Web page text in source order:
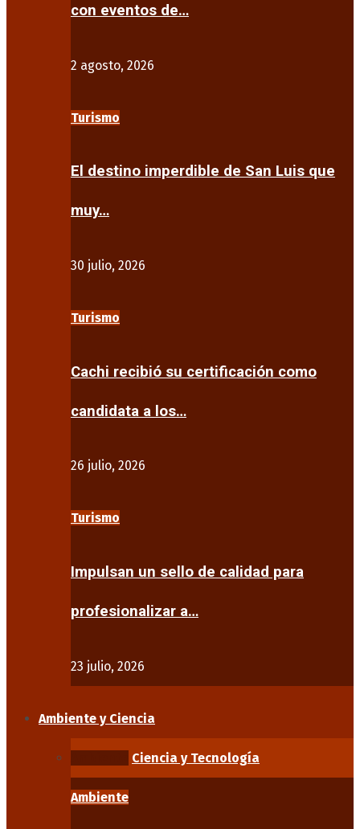
con eventos de…
2 agosto, 2026
Turismo
El destino imperdible de San Luis que
muy…
30 julio, 2026
Turismo
Cachi recibió su certificación como
candidata a los…
26 julio, 2026
Turismo
Impulsan un sello de calidad para
profesionalizar a…
23 julio, 2026
Ambiente y Ciencia
Ciencia y Tecnología
Ambiente